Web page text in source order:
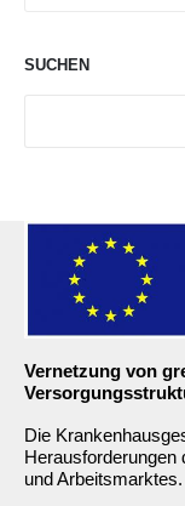
SUCHEN
Vernetzung von
Die
Herausforderungen
und Arbeitsmarktes.